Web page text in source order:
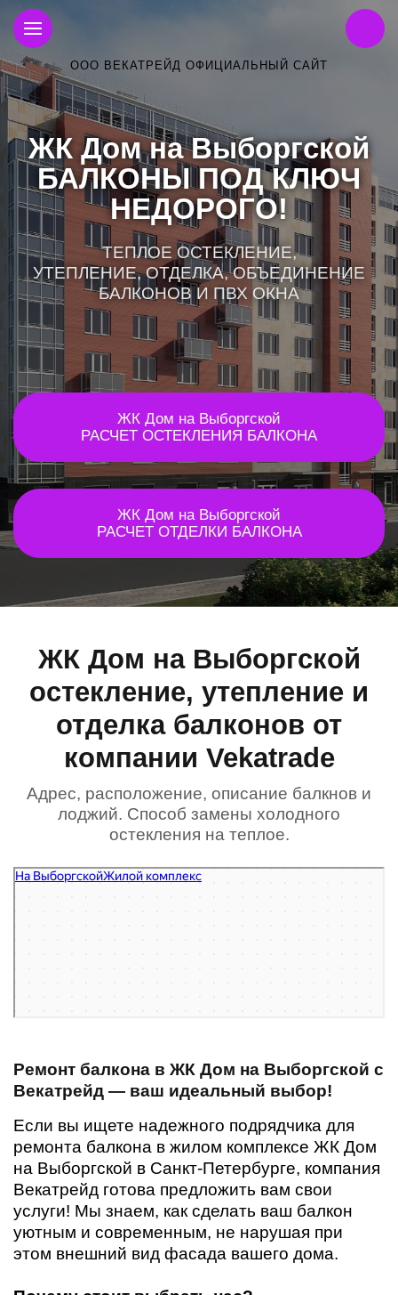
ООО ВЕКАТРЕЙД ОФИЦИАЛЬНЫЙ САЙТ
ЖК Дом на Выборгской
БАЛКОНЫ ПОД КЛЮЧ
НЕДОРОГО!
ТЕПЛОЕ ОСТЕКЛЕНИЕ,
УТЕПЛЕНИЕ, ОТДЕЛКА, ОБЪЕДИНЕНИЕ
БАЛКОНОВ И ПВХ ОКНА
ЖК Дом на Выборгской
РАСЧЕТ ОСТЕКЛЕНИЯ БАЛКОНА
ЖК Дом на Выборгской
РАСЧЕТ ОТДЕЛКИ БАЛКОНА
ЖК Дом на Выборгской
остекление, утепление и
отделка балконов от
компании Vekatrade
Адрес, расположение, описание балкнов и
лоджий. Способ замены холодного
остекления на теплое.
На Выборгской
Ремонт балкона в ЖК Дом на Выборгской с
Векатрейд — ваш идеальный выбор!
Если вы ищете надежного подрядчика для
ремонта балкона в жилом комплексе ЖК Дом
на Выборгской в Санкт-Петербурге, компания
Векатрейд готова предложить вам свои
услуги! Мы знаем, как сделать ваш балкон
уютным и современным, не нарушая при
этом внешний вид фасада вашего дома.